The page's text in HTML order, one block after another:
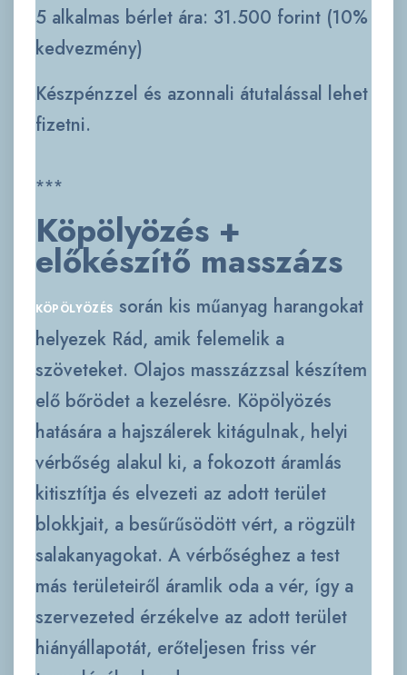
5 alkalmas bérlet ára: 31.500 forint (10%
kedvezmény)
Készpénzzel és azonnali átutalással lehet
fizetni.
***
Köpölyözés +
előkészítő masszázs
KÖPÖLYÖZÉS során kis műanyag harangokat
helyezek Rád, amik felemelik a
szöveteket. Olajos masszázzsal készítem
elő bőrödet a kezelésre. Köpölyözés
hatására a hajszálerek kitágulnak, helyi
vérbőség alakul ki, a fokozott áramlás
kitisztítja és elvezeti az adott terület
blokkjait, a besűrűsödött vért, a rögzült
salakanyagokat. A vérbőséghez a test
más területeiről áramlik oda a vér, így a
szervezeted érzékelve az adott terület
hiányállapotát, erőteljesen friss vér